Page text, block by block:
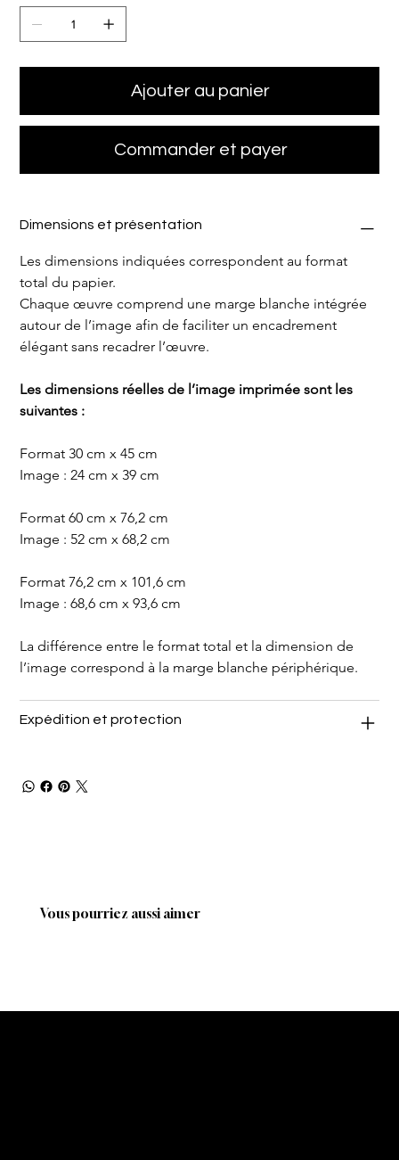
Ajouter au panier
Commander et payer
Dimensions et présentation
Les dimensions indiquées correspondent au format
total du papier.
Chaque œuvre comprend une marge blanche intégrée
autour de l’image afin de faciliter un encadrement
élégant sans recadrer l’œuvre.
Les dimensions réelles de l’image imprimée sont les
suivantes :
Format 30 cm x 45 cm
Image : 24 cm x 39 cm
Format 60 cm x 76,2 cm
Image : 52 cm x 68,2 cm
Format 76,2 cm x 101,6 cm
Image : 68,6 cm x 93,6 cm
La différence entre le format total et la dimension de
l’image correspond à la marge blanche périphérique.
Expédition et protection
Vous pourriez aussi aimer